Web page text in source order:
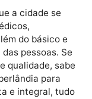
um importante